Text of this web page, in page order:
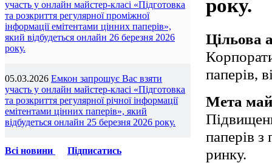
участь у онлайн майстер-класі «Підготовка
та розкриття регулярної проміжної
інформації емітентами цінних паперів»,
який відбудеться онлайн 26 березня 2026
року.
05.03.2026 Емкон запрошує Вас взяти
участь у онлайн майстер-класі «Підготовка
та розкриття регулярної річної інформації
емітентами цінних паперів», який
відбудеться онлайн 25 березня 2026 року.
Всі новини Підписатись
року.
Цільова
паперів,
Мета
паперів
ринку.